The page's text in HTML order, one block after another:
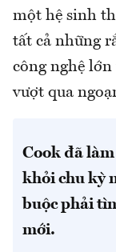
một hệ sinh
tất cả những
công nghệ
vượt qua
Cook đã
khỏi chu kỳ
buộc phải
mới.